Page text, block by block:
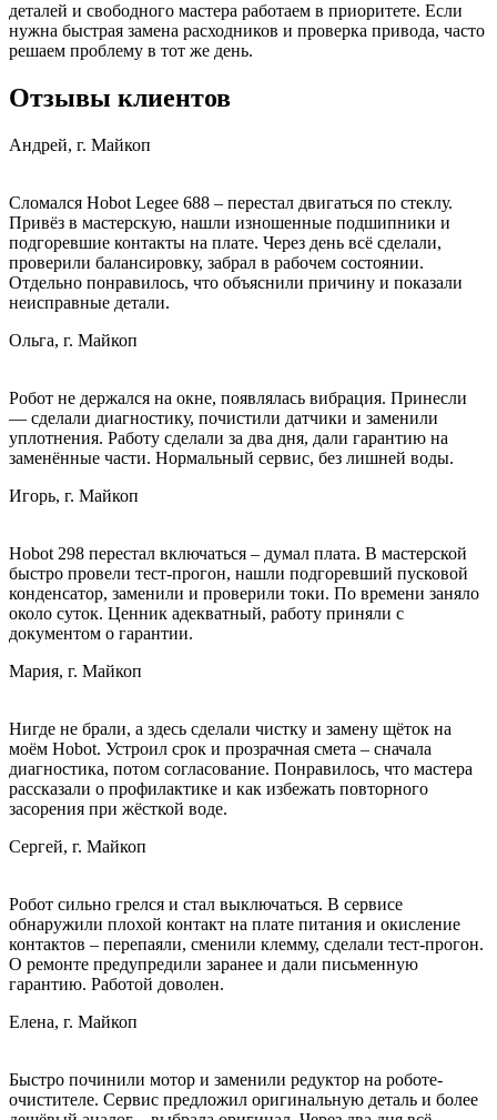
деталей и свободного мастера работаем в приоритете. Если
нужна быстрая замена расходников и проверка привода, часто
решаем проблему в тот же день.
Отзывы клиентов
Андрей, г. Майкоп
Сломался Hobot Legee 688 – перестал двигаться по стеклу.
Привёз в мастерскую, нашли изношенные подшипники и
подгоревшие контакты на плате. Через день всё сделали,
проверили балансировку, забрал в рабочем состоянии.
Отдельно понравилось, что объяснили причину и показали
неисправные детали.
Ольга, г. Майкоп
Робот не держался на окне, появлялась вибрация. Принесли
— сделали диагностику, почистили датчики и заменили
уплотнения. Работу сделали за два дня, дали гарантию на
заменённые части. Нормальный сервис, без лишней воды.
Игорь, г. Майкоп
Hobot 298 перестал включаться – думал плата. В мастерской
быстро провели тест-прогон, нашли подгоревший пусковой
конденсатор, заменили и проверили токи. По времени заняло
около суток. Ценник адекватный, работу приняли с
документом о гарантии.
Мария, г. Майкоп
Нигде не брали, а здесь сделали чистку и замену щёток на
моём Hobot. Устроил срок и прозрачная смета – сначала
диагностика, потом согласование. Понравилось, что мастера
рассказали о профилактике и как избежать повторного
засорения при жёсткой воде.
Сергей, г. Майкоп
Робот сильно грелся и стал выключаться. В сервисе
обнаружили плохой контакт на плате питания и окисление
контактов – перепаяли, сменили клемму, сделали тест-прогон.
О ремонте предупредили заранее и дали письменную
гарантию. Работой доволен.
Елена, г. Майкоп
Быстро починили мотор и заменили редуктор на роботе-
очистителе. Сервис предложил оригинальную деталь и более